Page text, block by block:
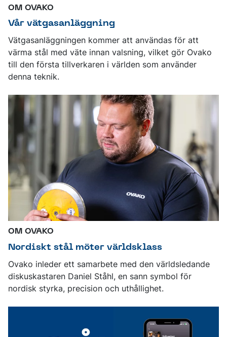
OM OVAKO
Vår vätgasanläggning
Vätgasanläggningen kommer att användas för att
värma stål med väte innan valsning, vilket gör Ovako
till den första tillverkaren i världen som använder
denna teknik.
OM OVAKO
Nordiskt stål möter världsklass
Ovako inleder ett samarbete med den världsledande
diskuskastaren Daniel Ståhl, en sann symbol för
nordisk styrka, precision och uthållighet.